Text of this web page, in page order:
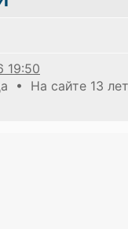
• На сайте 13 лет